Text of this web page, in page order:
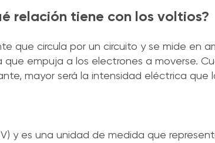
relación tiene con los voltios?
que circula por un circuito y se mide en
empuja a los electrones a moverse.
mayor será la intensidad eléctrica que
y es una unidad de medida que